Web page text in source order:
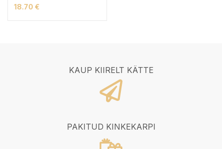
18.70 €
KAUP KIIRELT KÄTTE
PAKITUD KINKEKARPI